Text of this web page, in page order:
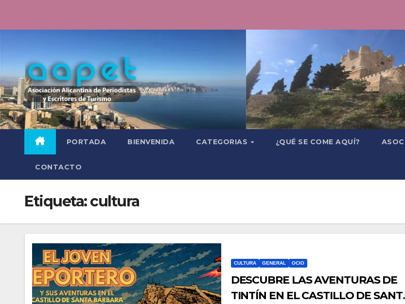
PORTADA BIENVENIDA CATEGORIAS ¿QUÉ SE COME AQUÍ?
CONTACTO
Etiqueta:cultura
CULTURA GENERAL OCIO
DESCUBRE LAS AVENTURAS DE
TINTÍN EN EL CASTILLO DE